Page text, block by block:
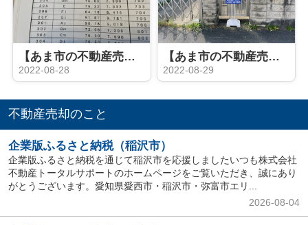
【あま市の不動産売却】マンション査定
2022-08-28
【あま市の不動産売却】看板設置
2022-08-29
不動産売却のこと
企業版ふるさと納税（稲沢市）
企業版ふるさと納税を通じて稲沢市を応援しましたいつも株式会社
不動産トータルサポートのホームページをご覧いただき、誠にあり
がとうございます。愛知県愛西市・稲沢市・弥富市エリ...
2026-08-04